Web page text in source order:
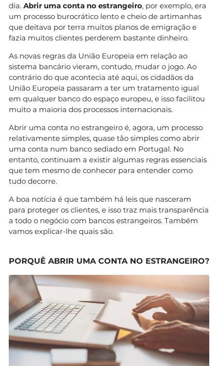
dia. Abrir uma conta no estrangeiro, por exemplo, era
um processo burocrático lento e cheio de artimanhas
que deitava por terra muitos planos de emigração e
fazia muitos clientes perderem bastante dinheiro.
As novas regras da União Europeia em relação ao
sistema bancário vieram, contudo, mudar o jogo. Ao
contrário do que acontecia até aqui, os cidadãos da
União Europeia passaram a ter um tratamento igual
em qualquer banco do espaço europeu, e isso facilitou
muito a maioria dos processos internacionais.
Abrir uma conta no estrangeiro é, agora, um processo
relativamente simples, quase tão simples como abrir
uma conta num banco sediado em Portugal. No
entanto, continuam a existir algumas regras essenciais
que tem mesmo de conhecer para entender como
tudo decorre.
A boa notícia é que também há leis que nasceram
para proteger os clientes, e isso traz mais transparência
a todo o negócio com bancos estrangeiros. Também
vamos explicar-lhe quais são.
PORQUÊ ABRIR UMA CONTA NO ESTRANGEIRO?